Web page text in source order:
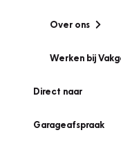
Over ons
Werken bij
Direct naar
Garageafspraak